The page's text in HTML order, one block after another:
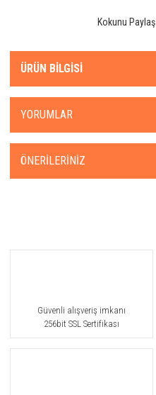
Kokunu Paylaş
ÜRÜN BILGISI
YORUMLAR
ÖNERILERINIZ
Güvenli alışveriş imkanı
256bit SSL Sertifikası